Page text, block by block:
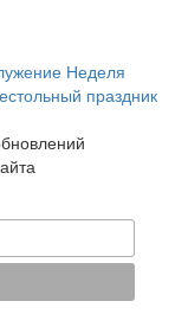
Неделя
праздник